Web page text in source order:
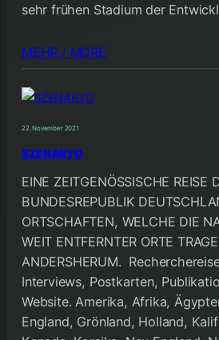
sehr frühen Stadium der
MEHR / MORE
22. November 2021
SZENARYO
EINE ZEITGENÖSSISCHE REISE
BUNDESREPUBLIK
ORTSCHAFTEN, WELCHE DIE
WEIT ENTFERNTER ORTE
ANDERSHERUM.
Interviews, Postkarten,
Website. Amerika, Afrika,
England, Grönland, Holland,